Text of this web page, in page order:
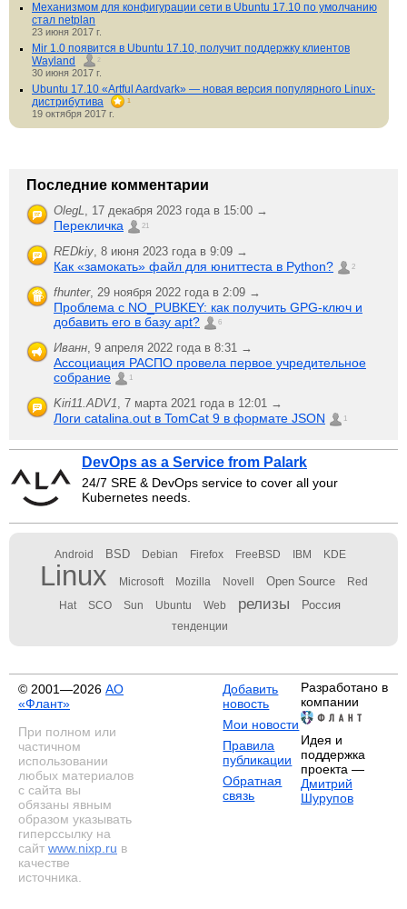
Механизмом для конфигурации сети в Ubuntu 17.10 по умолчанию
стал netplan
23 июня 2017 г.
Mir 1.0 появится в Ubuntu 17.10, получит поддержку клиентов
Wayland
2
30 июня 2017 г.
Ubuntu 17.10 «Artful Aardvark» ­— новая версия популярного Linux-
дистрибутива
1
19 октября 2017 г.
Последние комментарии
OlegL, 17 декабря 2023 года в 15:00 →
Перекличка 21
REDkiy, 8 июня 2023 года в 9:09 →
Как «замокать» файл для юниттеста в Python? 2
fhunter, 29 ноября 2022 года в 2:09 →
Проблема с NO_PUBKEY: как получить GPG-ключ и
добавить его в базу apt?
6
Иванн, 9 апреля 2022 года в 8:31 →
Ассоциация РАСПО провела первое учредительное
собрание
1
Kiri11.ADV1, 7 марта 2021 года в 12:01 →
Логи catalina.out в TomCat 9 в формате JSON 1
DevOps as a Service from Palark
24/7 SRE & DevOps service to cover all your
Kubernetes needs.
Android BSD Debian Firefox FreeBSD IBM KDE
Linux Microsoft Mozilla Novell Open Source Red
Hat SCO Sun Ubuntu Web релизы Россия
тенденции
© 2001—2026 АО
«Флант»
При полном или
частичном
использовании
любых материалов
с сайта вы
обязаны явным
образом указывать
гиперссылку на
сайт www.nixp.ru в
качестве
источника.
Добавить
новость
Мои новости
Правила
публикации
Обратная
связь
Разработано в
компании
Идея и
поддержка
проекта —
Дмитрий
Шурупов